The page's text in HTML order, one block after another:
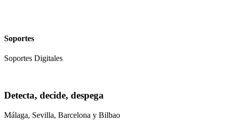
Soportes
Soportes Digitales
Detecta, decide, despega
Málaga, Sevilla, Barcelona y Bilbao